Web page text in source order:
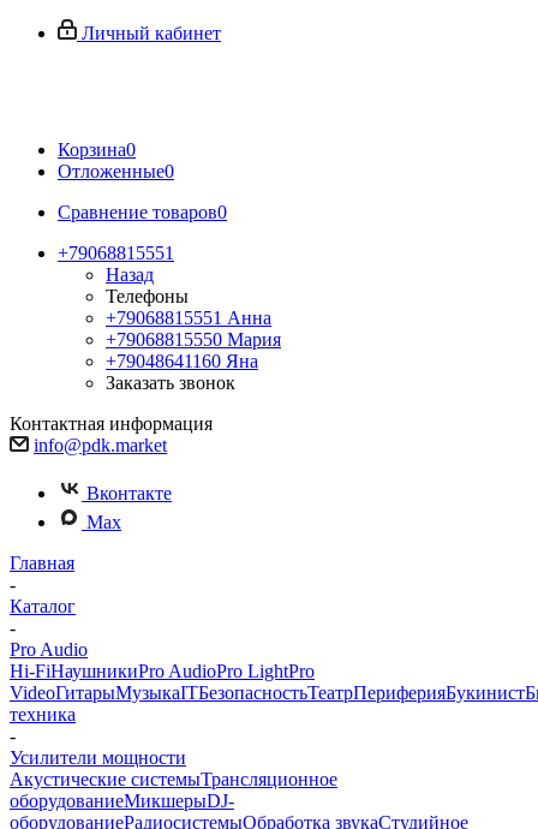
Личный кабинет
Корзина0
Отложенные0
Сравнение товаров0
+79068815551
Назад
Телефоны
+79068815551 Анна
+79068815550 Мария
+79048641160 Яна
Заказать звонок
Контактная информация
info@pdk.market
Вконтакте
Max
Главная
-
Каталог
-
Pro Audio
Hi-FiНаушникиPro AudioPro LightPro
VideoГитарыМузыкаITБезопасностьТеатрПериферияБукинист
техника
-
Усилители мощности
Акустические системыТрансляционное
оборудованиеМикшерыDJ-
оборудованиеРадиосистемыОбработка звукаСтудийное